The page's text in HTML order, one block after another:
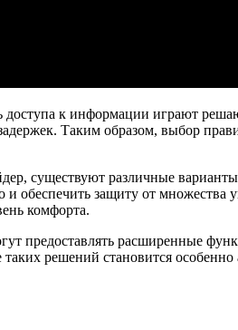
доступа к информации играют
Таким образом, выбор
существуют различные
и обеспечить защиту от
комфорта.
предоставлять расширенные
решений становится